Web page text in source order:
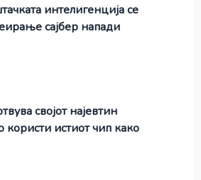
интелигенција се
сајбер напади
својот најевтин
користи истиот чип како